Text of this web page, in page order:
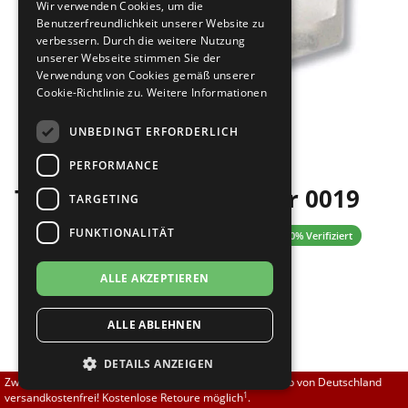
Brautschuhe
Sneaker
Übergrößen 43-44
Flexerinas
Merlet
Nueva Epoca
RayRose
Rummos
Rumpf
TopTanz
Bilder
Top Tanz Absatzschoner 0019
0.00 (0 Bewertungen) ✓ 100% Verifiziert
5,00 EUR
[inkl. 19% MwSt zzgl. ]
Größe nicht auf Lager?
Sofort lieferbar. Lieferzeit 1-3 Tage.
Zwischen 70,00 EUR und 800,00 EUR liefern wir innerhalb von Deutschland
versandkostenfrei! Kostenlose Retoure möglich1.
Wir verwenden Cookies, um die
Benutzerfreundlichkeit unserer Website zu
verbessern. Durch die weitere Nutzung
unserer Webseite stimmen Sie der
Verwendung von Cookies gemäß unserer
Cookie-Richtlinie zu. Weitere Informationen
UNBEDINGT ERFORDERLICH
PERFORMANCE
TARGETING
FUNKTIONALITÄT
ALLE AKZEPTIEREN
ALLE ABLEHNEN
DETAILS ANZEIGEN